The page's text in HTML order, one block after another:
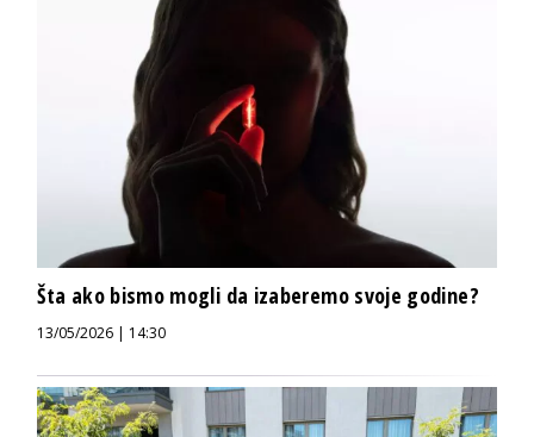
Šta ako bismo mogli da izaberemo svoje godine?
13/05/2026 | 14:30